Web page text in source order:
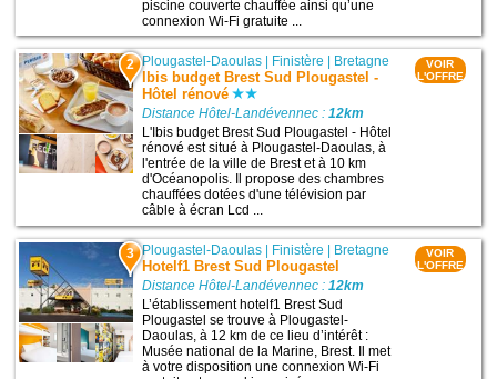
piscine couverte chauffée ainsi qu’une
connexion Wi-Fi gratuite ...
2 Plougastel-Daoulas Finistère Bretagne
Ibis budget Brest Sud Plougastel -
Hôtel rénové
Distance Hôtel-Landévennec :12km
L'Ibis budget Brest Sud Plougastel - Hôtel
rénové est situé à Plougastel-Daoulas, à
l'entrée de la ville de Brest et à 10 km
d'Océanopolis. Il propose des chambres
chauffées dotées d'une télévision par
câble à écran Lcd ...
VOIR
L'OFFRE
3 Plougastel-Daoulas Finistère Bretagne
Hotelf1 Brest Sud Plougastel
Distance Hôtel-Landévennec :12km
L’établissement hotelf1 Brest Sud
Plougastel se trouve à Plougastel-
Daoulas, à 12 km de ce lieu d’intérêt :
Musée national de la Marine, Brest. Il met
à votre disposition une connexion Wi-Fi
VOIR
L'OFFRE